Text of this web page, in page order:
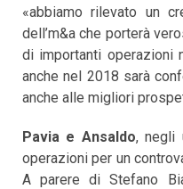
«abbiamo rilevato un
dell’m&a che porterà
di importanti operazioni
anche nel 2018 sarà
anche alle migliori
Pavia e Ansaldo, negli
operazioni per un
A parere di Stefano